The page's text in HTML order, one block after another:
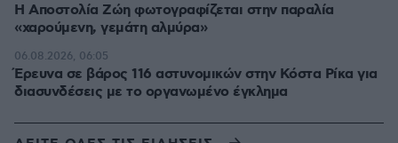
H Αποστολία Ζώη φωτογραφίζεται στην παραλία
«χαρούμενη, γεμάτη αλμύρα»
Έρευνα σε βάρος 116 αστυνομικών στην Κόστα Ρίκα για
διασυνδέσεις με το οργανωμένο έγκλημα
06.08.2026, 06:05